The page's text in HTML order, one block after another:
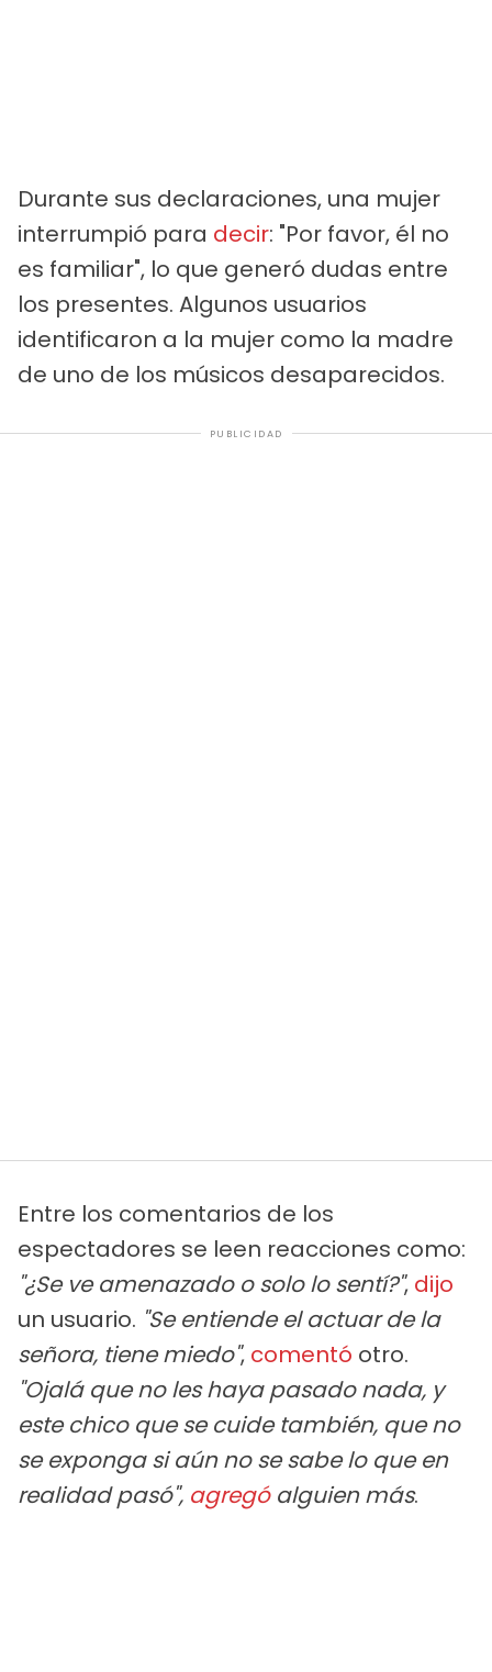
Durante sus declaraciones, una mujer
interrumpió para decir: "Por favor, él no
es familiar", lo que generó dudas entre
los presentes. Algunos usuarios
identificaron a la mujer como la madre
de uno de los músicos desaparecidos.
PUBLICIDAD
Entre los comentarios de los
espectadores se leen reacciones como:
"¿Se ve amenazado o solo lo sentí?", dijo
un usuario. "Se entiende el actuar de la
señora, tiene miedo", comentó otro.
"Ojalá que no les haya pasado nada, y
este chico que se cuide también, que no
se exponga si aún no se sabe lo que en
realidad pasó", agregóalguien más.